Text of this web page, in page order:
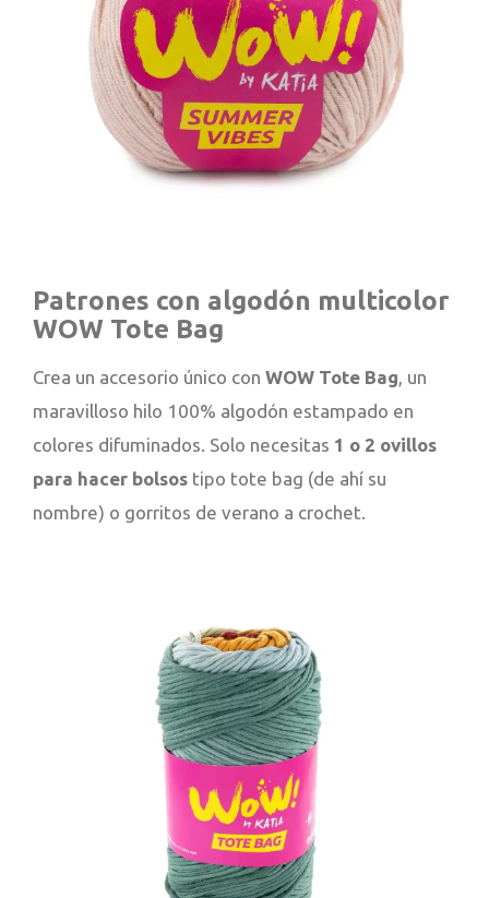
Patrones con algodón multicolor
WOW Tote Bag
Crea un accesorio único con WOW Tote Bag , un
maravilloso hilo 100% algodón estampado en
colores difuminados. Solo necesitas 1 o 2 ovillos
para hacer bolsos tipo tote bag (de ahí su
nombre) o gorritos de verano a crochet.